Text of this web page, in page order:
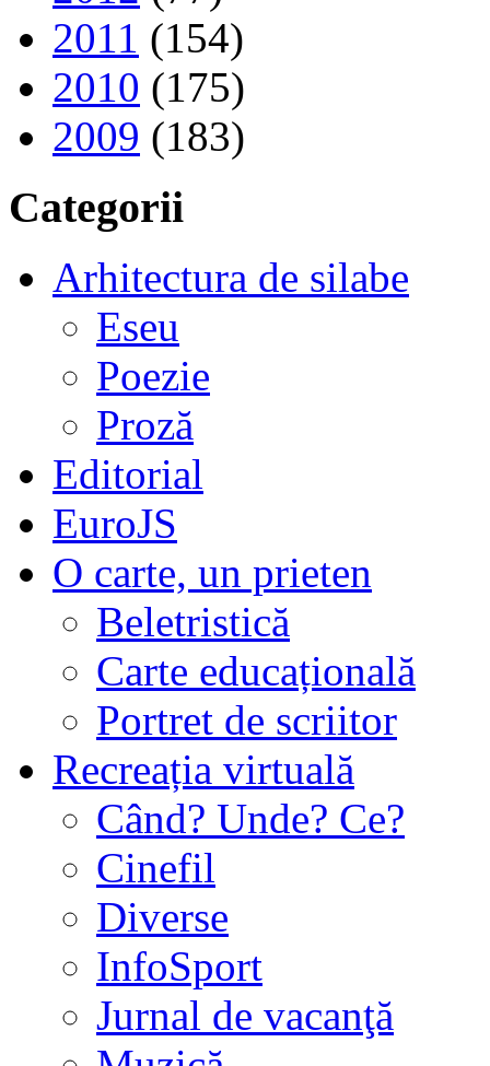
2011 (154)
2010 (175)
2009 (183)
Categorii
Arhitectura de silabe
Eseu
Poezie
Proză
Editorial
EuroJS
O carte, un prieten
Beletristică
Carte educațională
Portret de scriitor
Recreația virtuală
Când? Unde? Ce?
Cinefil
Diverse
InfoSport
Jurnal de vacanţă